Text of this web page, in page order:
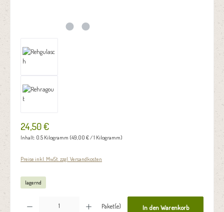
24,50 €
Inhalt: 0.5 Kilogramm (49,00 € / 1 Kilogramm)
Preise inkl. MwSt. zzgl. Versandkosten
lagernd
Produkt Anzahl: Gib den gewünschten Wert ein oder benutze die Schaltflächen um die Anzahl zu erhöhen oder zu
Paket(e) In den Warenkorb